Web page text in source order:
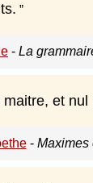
- La
et nul
- Maximes